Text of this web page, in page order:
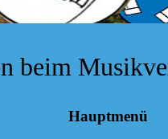
beim
Hauptmenü